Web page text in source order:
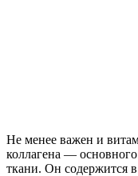
Не менее важен и
коллагена — основного
ткани. Он содержится